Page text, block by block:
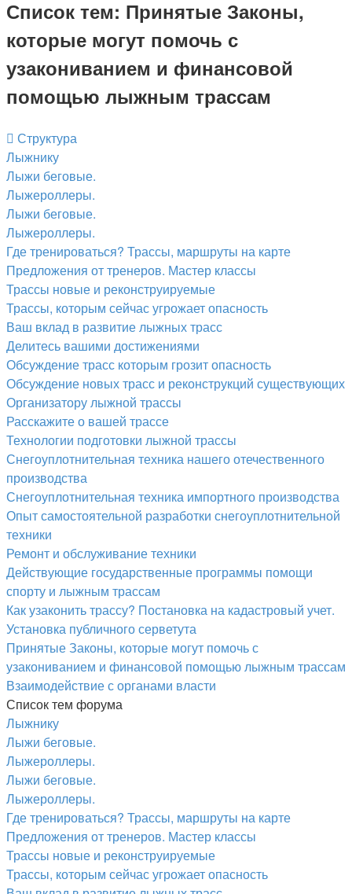
Список тем: Принятые Законы,
которые могут помочь с
узакониванием и финансовой
помощью лыжным трассам
Структура
Лыжнику
Лыжи беговые.
Лыжероллеры.
Лыжи беговые.
Лыжероллеры.
Где тренироваться? Трассы, маршруты на карте
Предложения от тренеров. Мастер классы
Трассы новые и реконструируемые
Трассы, которым сейчас угрожает опасность
Ваш вклад в развитие лыжных трасс
Делитесь вашими достижениями
Обсуждение трасс которым грозит опасность
Обсуждение новых трасс и реконструкций существующих
Организатору лыжной трассы
Расскажите о вашей трассе
Технологии подготовки лыжной трассы
Снегоуплотнительная техника нашего отечественного
производства
Снегоуплотнительная техника импортного производства
Опыт самостоятельной разработки снегоуплотнительной
техники
Ремонт и обслуживание техники
Действующие государственные программы помощи
спорту и лыжным трассам
Как узаконить трассу? Постановка на кадастровый учет.
Установка публичного серветута
Принятые Законы, которые могут помочь с
узакониванием и финансовой помощью лыжным трассам
Взаимодействие с органами власти
Список тем форума
Лыжнику
Лыжи беговые.
Лыжероллеры.
Лыжи беговые.
Лыжероллеры.
Где тренироваться? Трассы, маршруты на карте
Предложения от тренеров. Мастер классы
Трассы новые и реконструируемые
Трассы, которым сейчас угрожает опасность